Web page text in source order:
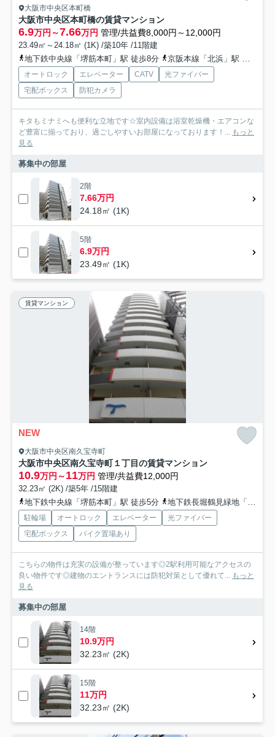
大阪市中央区本町橋
大阪市中央区本町橋の賃貸マンション
6.9万円～7.66万円 管理/共益費8,000円～12,000円
23.49㎡～24.18㎡ (1K) /築10年 /11階建
地下鉄中央線「堺筋本町」駅 徒歩8分
京阪本線「北浜」駅 徒歩9分
オートロック エレベーター CATV
光ファイバー
宅配ボックス
防犯カメラ
キタもミナミへも便利な立地です☆室内設備は浴室乾燥機・エアコンな
ど豊富に揃っており、過ごしやすいお部屋になっております！... もっと
見る
募集中の部屋
2階
7.66万円
24.18㎡ (1K)
5階
6.9万円
23.49㎡ (1K)
賃貸マンション
NEW
大阪市中央区南久宝寺町
大阪市中央区南久宝寺町１丁目の賃貸マンション
10.9万円～11万円 管理/共益費12,000円
32.23㎡ (2K) /築5年 /15階建
地下鉄中央線「堺筋本町」駅 徒歩5分
地下鉄長堀鶴見緑地「松屋町」駅 徒歩7分
駐輪場 オートロック エレベーター
光ファイバー
宅配ボックス
バイク置場あり
こちらの物件は充実の設備が整っています◎2駅利用可能なアクセスの
良い物件です◎建物のエントランスには防犯対策として優れて... もっと
見る
募集中の部屋
14階
10.9万円
32.23㎡ (2K)
15階
11万円
32.23㎡ (2K)